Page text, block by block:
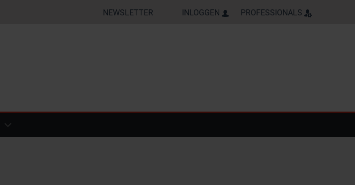
NEWSLETTER INLOGGEN PROFESSIONALS